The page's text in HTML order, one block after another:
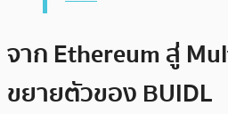
จาก Ethereum สู่
ขยายตัวของ BUIDL